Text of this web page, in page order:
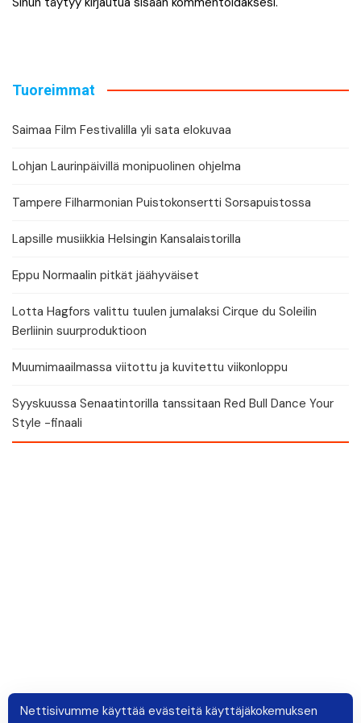
Tuoreimmat
Saimaa Film Festivalilla yli sata elokuvaa
Lohjan Laurinpäivillä monipuolinen ohjelma
Tampere Filharmonian Puistokonsertti Sorsapuistossa
Lapsille musiikkia Helsingin Kansalaistorilla
Eppu Normaalin pitkät jäähyväiset
Lotta Hagfors valittu tuulen jumalaksi Cirque du Soleilin
Berliinin suurproduktioon
Muumimaailmassa viitottu ja kuvitettu viikonloppu
Syyskuussa Senaatintorilla tanssitaan Red Bull Dance Your
Style -finaali
Nettisivumme käyttää evästeitä käyttäjäkokemuksen